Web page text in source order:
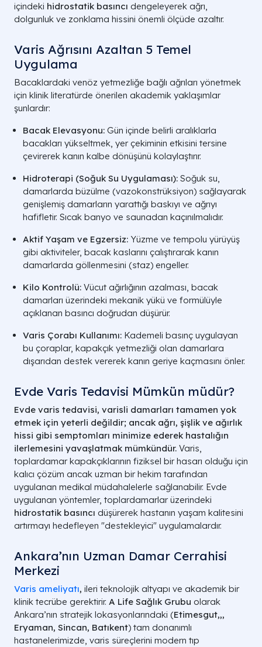
içindeki hidrostatik basıncı dengeleyerek ağrı,
dolgunluk ve zonklama hissini önemli ölçüde azaltır.
Varis Ağrısını Azaltan 5 Temel
Uygulama
Bacaklardaki venöz yetmezliğe bağlı ağrıları yönetmek
için klinik literatürde önerilen akademik yaklaşımlar
şunlardır:
Bacak Elevasyonu: Gün içinde belirli aralıklarla
bacakları yükseltmek, yer çekiminin etkisini tersine
çevirerek kanın kalbe dönüşünü kolaylaştırır.
Hidroterapi (Soğuk Su Uygulaması): Soğuk su,
damarlarda büzülme (vazokonstrüksiyon) sağlayarak
genişlemiş damarların yarattığı baskıyı ve ağrıyı
hafifletir. Sıcak banyo ve saunadan kaçınılmalıdır.
Aktif Yaşam ve Egzersiz: Yüzme ve tempolu yürüyüş
gibi aktiviteler, bacak kaslarını çalıştırarak kanın
damarlarda göllenmesini (staz) engeller.
Kilo Kontrolü: Vücut ağırlığının azalması, bacak
damarları üzerindeki mekanik yükü ve formülüyle
açıklanan basıncı doğrudan düşürür.
Varis Çorabı Kullanımı: Kademeli basınç uygulayan
bu çoraplar, kapakçık yetmezliği olan damarlara
dışarıdan destek vererek kanın geriye kaçmasını önler.
Evde Varis Tedavisi Mümkün müdür?
Evde varis tedavisi, varisli damarları tamamen yok
etmek için yeterli değildir; ancak ağrı, şişlik ve ağırlık
hissi gibi semptomları minimize ederek hastalığın
ilerlemesini yavaşlatmak mümkündür. Varis,
toplardamar kapakçıklarının fiziksel bir hasarı olduğu için
kalıcı çözüm ancak uzman bir hekim tarafından
uygulanan medikal müdahalelerle sağlanabilir. Evde
uygulanan yöntemler, toplardamarlar üzerindeki
hidrostatik basıncı düşürerek hastanın yaşam kalitesini
artırmayı hedefleyen "destekleyici" uygulamalardır.
Ankara’nın Uzman Damar Cerrahisi
Merkezi
Varis ameliyatı, ileri teknolojik altyapı ve akademik bir
klinik tecrübe gerektirir. A Life Sağlık Grubu olarak
Ankara’nın stratejik lokasyonlarındaki (Etimesgut,,,
Eryaman, Sincan, Batıkent) tam donanımlı
hastanelerimizde, varis süreçlerini modern tıp